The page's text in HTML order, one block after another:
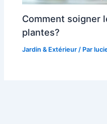
Comment soigner
plantes?
Jardin & Extérieur / Par